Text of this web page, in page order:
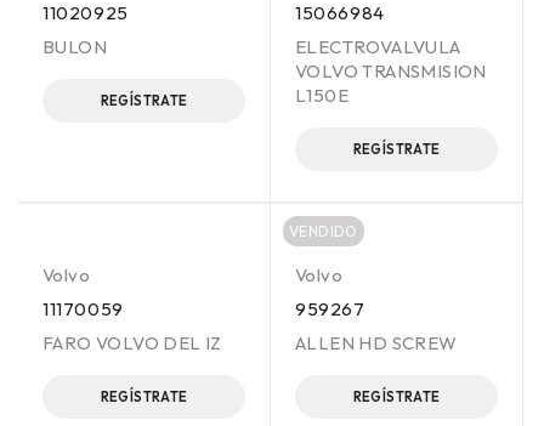
11020925
BULON
REGÍSTRATE
15066984
ELECTROVALVULA
VOLVO TRANSMISION
L150E
REGÍSTRATE
Volvo
11170059
FARO VOLVO DEL IZ
REGÍSTRATE
VENDIDO
Volvo
959267
ALLEN HD SCREW
REGÍSTRATE